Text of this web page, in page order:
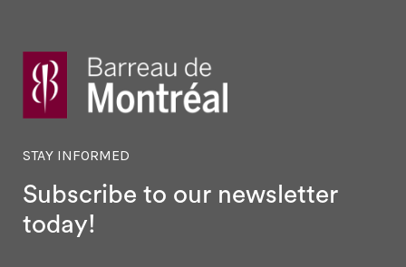
STAY INFORMED
Subscribe to our newsletter
today!